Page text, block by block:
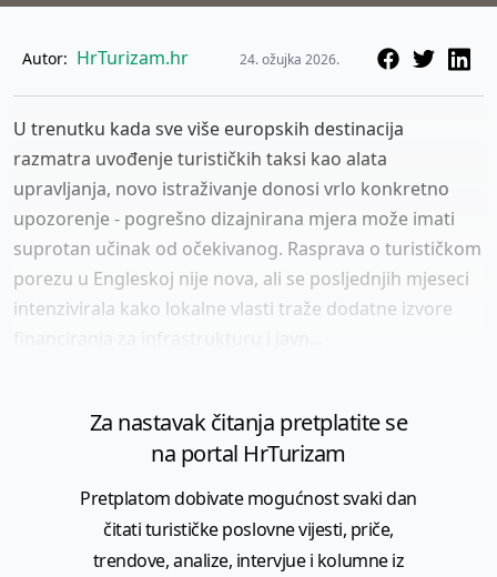
Autor: HrTurizam.hr 24. ožujka 2026.
U trenutku kada sve više europskih destinacija
razmatra uvođenje turističkih taksi kao alata
upravljanja, novo istraživanje donosi vrlo konkretno
upozorenje - pogrešno dizajnirana mjera može imati
suprotan učinak od očekivanog. Rasprava o turističkom
porezu u Engleskoj nije nova, ali se posljednjih mjeseci
intenzivirala kako lokalne vlasti traže dodatne izvore
Za nastavak čitanja pretplatite se
na portal HrTurizam
Pretplatom dobivate mogućnost svaki dan
čitati turističke poslovne vijesti, priče,
trendove, analize, intervjue i kolumne iz